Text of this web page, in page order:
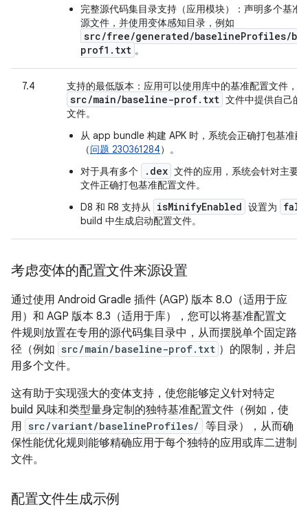
完整源代码集目录支持（应用模块）： 声明多个基准
源文件，并使用变体感知目录，例如
src/free/generated/baselineProfiles/
prof1.txt 。
7.4 支持的最低版本 ：应用可以使用库中的基准配置文件，
src/main/baseline-prof. txt 文件中提供自己的
文件。
从 app bundle 构建 APK 时，系统会正确打包基准配
（问题 230361284）。
对于具有多个
.dex 文件的应用，系统会针对主要
文件正确打包基准配置文件。
D8 和 R8 支持从
isMinifyEnabled 设置为
build 中生成启动配置文件。
考虑变体的配置文件来源设置
通过使用 Android Gradle 插件 (AGP) 版本 8.0（适用于应
用）和 AGP 版本 8.3（适用于库），您可以将基准配置文
件规则放置在专用的源代码集目录中，从而摆脱单个固定路
径（例如 src/main/baseline-prof.txt ）的限制，并启
用多个文件。
这有助于实现强大的变体支持，使您能够定义针对特定
build 风味和类型量身定制的独特基准配置文件（例如，使
用 src/variant/baselineProfiles/ 等目录），从而确
保性能优化规则能够精确应用于每个独特的应用或库二进制
文件。
配置文件生成示例